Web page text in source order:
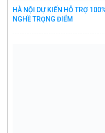
HÀ NỘI DỰ KIẾN HỖ TRỢ
NGHỀ TRỌNG ĐIỂM